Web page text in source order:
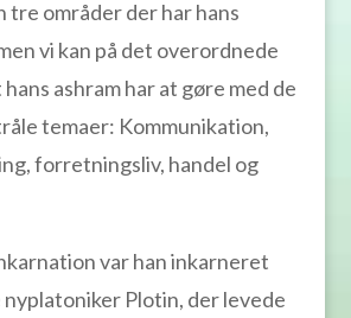
områder der har hans
vi kan på det overordnede
ashram har at gøre med de
temaer: Kommunikation,
forretningsliv, handel og
var han inkarneret
nyplatoniker Plotin, der levede